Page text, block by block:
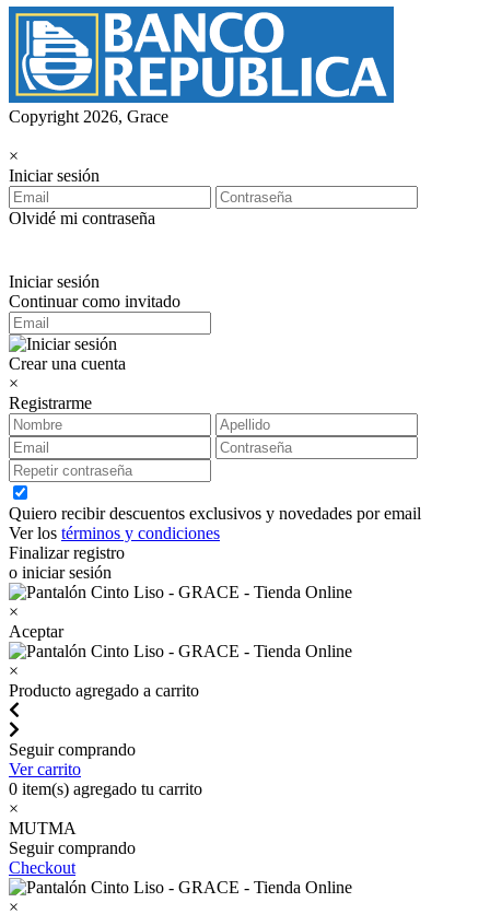
Copyright 2026, Grace
×
Iniciar sesión
Olvidé mi contraseña
Iniciar sesión
Continuar como invitado
Crear una cuenta
×
Registrarme
Quiero recibir descuentos exclusivos y novedades por email
Ver los términos y condiciones
Finalizar registro
o iniciar sesión
×
Aceptar
×
Producto agregado a carrito
Seguir comprando
Ver carrito
0 item(s) agregado tu carrito
×
MUTMA
Seguir comprando
Checkout
×